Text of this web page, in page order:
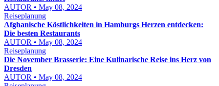
AUTOR • May 08, 2024
Reiseplanung
Afghanische Köstlichkeiten in Hamburgs Herzen entdecken:
Die besten Restaurants
AUTOR • May 08, 2024
Reiseplanung
Die November Brasserie: Eine Kulinarische Reise ins Herz von
Dresden
AUTOR • May 08, 2024